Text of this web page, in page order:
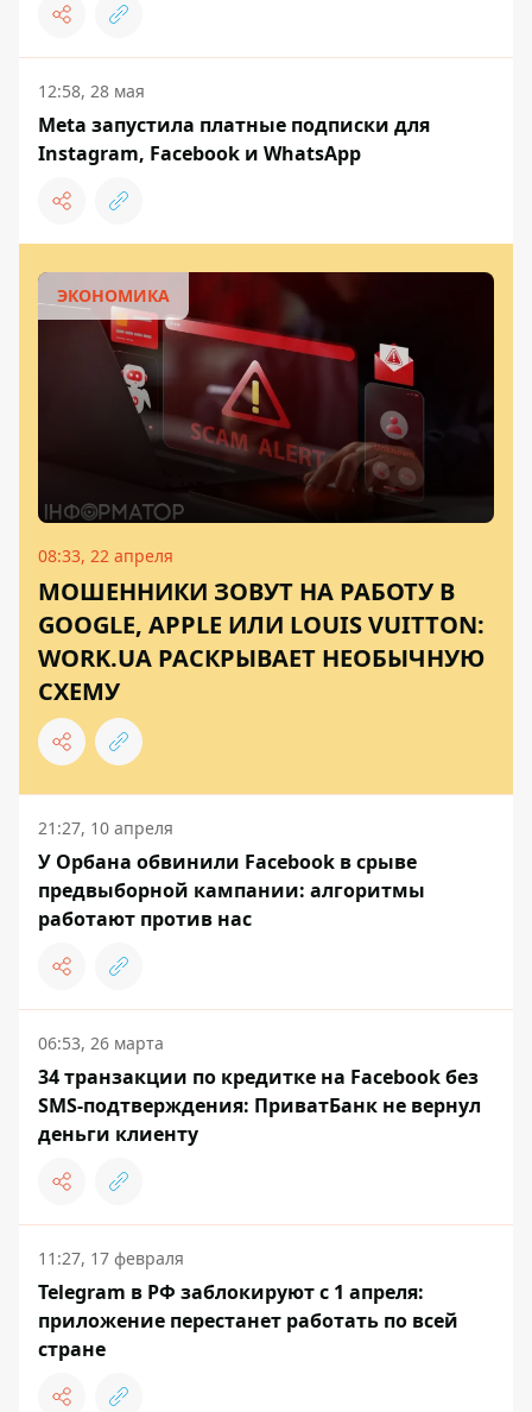
12:58, 28 мая
Meta запустила платные подписки для
Instagram, Facebook и WhatsApp
ЭКОНОМИКА
08:33, 22 апреля
МОШЕННИКИ ЗОВУТ НА РАБОТУ В
GOOGLE, APPLE ИЛИ LOUIS VUITTON:
WORK.UA РАСКРЫВАЕТ НЕОБЫЧНУЮ
СХЕМУ
21:27, 10 апреля
У Орбана обвинили Facebook в срыве
предвыборной кампании: алгоритмы
работают против нас
06:53, 26 марта
34 транзакции по кредитке на Facebook без
SMS-подтверждения: ПриватБанк не вернул
деньги клиенту
11:27, 17 февраля
Telegram в РФ заблокируют с 1 апреля:
приложение перестанет работать по всей
стране